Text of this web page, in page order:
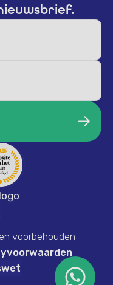
voorbehouden